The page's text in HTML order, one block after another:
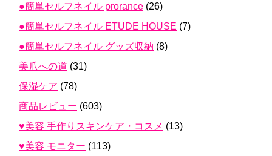
●簡単セルフネイル prorance (26)
●簡単セルフネイル ETUDE HOUSE (7)
●簡単セルフネイル グッズ収納 (8)
美爪への道 (31)
保湿ケア (78)
商品レビュー (603)
♥美容 手作りスキンケア・コスメ (13)
♥美容 モニター (113)